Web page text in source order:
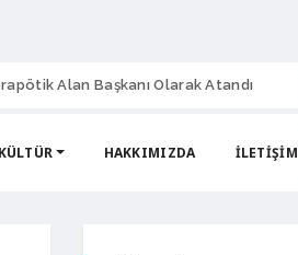
Alan Başkanı Olarak Atandı
HAKKIMIZDA İLETIŞIM